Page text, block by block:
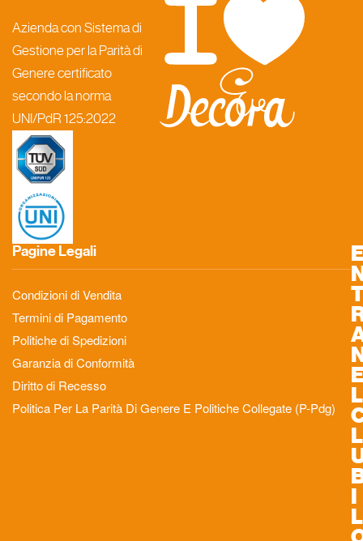
Azienda con Sistema di
Gestione per la Parità di
Genere certificato
secondo la norma
UNI/PdR 125:2022
Pagine Legali
Condizioni di Vendita
Termini di Pagamento
Politiche di Spedizioni
Garanzia di Conformità
Diritto di Recesso
Politica Per La Parità Di Genere E Politiche Collegate (P-Pdg)
L
L
I
L